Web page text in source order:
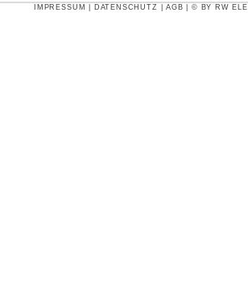
IMPRESSUM DATENSCHUTZ |AGB | © BY RW